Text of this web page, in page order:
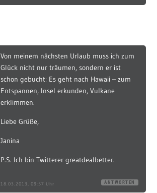
Von meinem nächsten Urlaub muss ich zum
Glück nicht nur träumen, sondern er ist
schon gebucht: Es geht nach Hawaii – zum
Entspannen, Insel erkunden, Vulkane
erklimmen.
Liebe Grüße,
Janina
P.S. Ich bin Twitterer greatdealbetter.
18.03.2013, 09:57 Uhr ANTWORTEN